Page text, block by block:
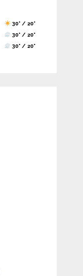
30° / 20°
30° / 20°
30° / 20°